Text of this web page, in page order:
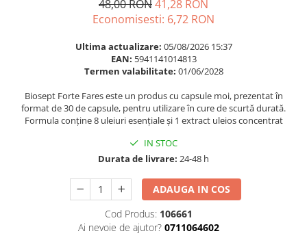
Somn stres si anxietate
Supliment Calciu
Supliment Magneziu
Supliment Vitamina B
Supliment Vitamina E
Tincturi si Gemoderivate
48,00 RON41,28 RON
Economisesti: 6,72 RON
Ultima actualizare: 05/08/2026 15:37
EAN: 5941141014813
Termen valabilitate: 01/06/2028
Biosept Forte Fares este un produs cu capsule moi, prezentat în
format de 30 de capsule, pentru utilizare în cure de scurtă durată.
Formula conține 8 uleiuri esențiale și 1 extract uleios concentrat
IN STOC
Durata de livrare: 24-48 h
ADAUGA IN COS
Cod Produs: 106661
Ai nevoie de ajutor? 0711064602